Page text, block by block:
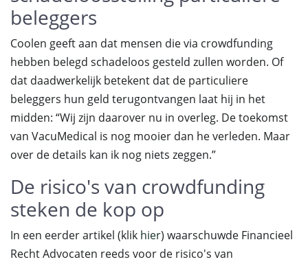
beleggers
Coolen geeft aan dat mensen die via crowdfunding
hebben belegd schadeloos gesteld zullen worden. Of
dat daadwerkelijk betekent dat de particuliere
beleggers hun geld terugontvangen laat hij in het
midden: “Wij zijn daarover nu in overleg. De toekomst
van VacuMedical is nog mooier dan he verleden. Maar
over de details kan ik nog niets zeggen.”
De risico's van crowdfunding
steken de kop op
In een eerder artikel (klik hier) waarschuwde Financieel
Recht Advocaten reeds voor de risico's van